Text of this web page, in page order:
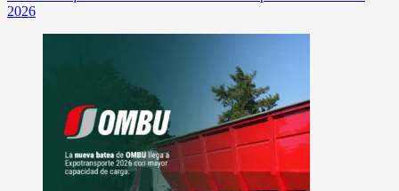
2026